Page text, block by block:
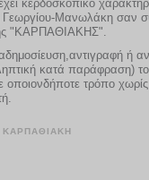
κερδοσκοπικό
Μανωλάκη σαν
"ΚΑΡΠΑΘΙΑΚΗΣ".
ή
κατά παράφραση)
οποιονδήποτε τρόπο
ΚΑΡΠΑΘΙΑΚΗ